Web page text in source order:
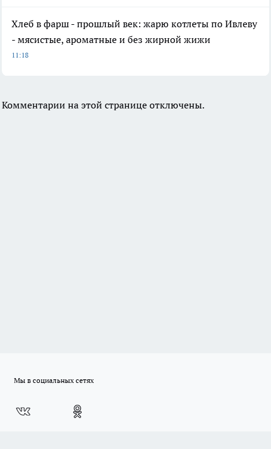
Хлеб в фарш - прошлый век: жарю котлеты по Ивлеву
- мясистые, ароматные и без жирной жижи
11:18
Комментарии на этой странице отключены.
Мы в социальных сетях